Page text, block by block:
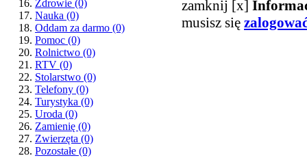
Zdrowie (0)
Nauka (0)
Oddam za darmo (0)
Pomoc (0)
Rolnictwo (0)
RTV (0)
Stolarstwo (0)
Telefony (0)
Turystyka (0)
Uroda (0)
Zamienię (0)
Zwierzęta (0)
Pozostałe (0)
zamknij [x]
musisz się